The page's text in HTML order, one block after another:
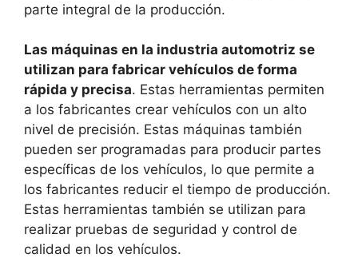
parte integral de la producción.
Las máquinas en la industria automotriz se
utilizan para fabricar vehículos de forma
rápida y precisa. Estas herramientas permiten
a los fabricantes crear vehículos con un alto
nivel de precisión. Estas máquinas también
pueden ser programadas para producir partes
específicas de los vehículos, lo que permite a
los fabricantes reducir el tiempo de producción.
Estas herramientas también se utilizan para
realizar pruebas de seguridad y control de
calidad en los vehículos.